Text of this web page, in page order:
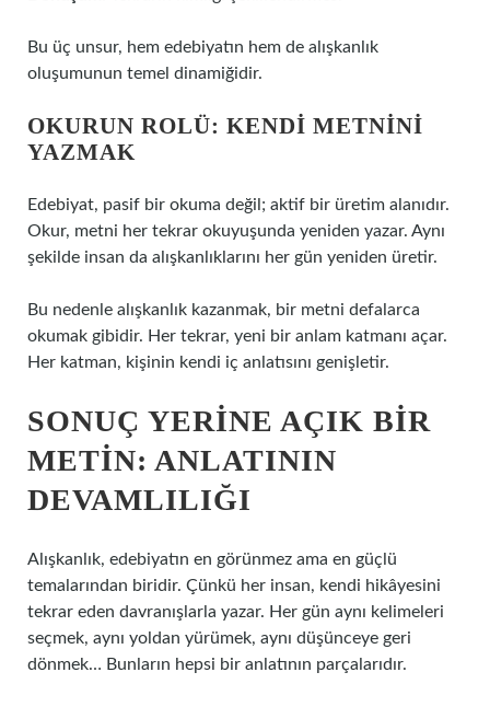
Bu üç unsur, hem edebiyatın hem de alışkanlık
oluşumunun temel dinamiğidir.
OKURUN ROLÜ: KENDI METNINI
YAZMAK
Edebiyat, pasif bir okuma değil; aktif bir üretim alanıdır.
Okur, metni her tekrar okuyuşunda yeniden yazar. Aynı
şekilde insan da alışkanlıklarını her gün yeniden üretir.
Bu nedenle alışkanlık kazanmak, bir metni defalarca
okumak gibidir. Her tekrar, yeni bir anlam katmanı açar.
Her katman, kişinin kendi iç anlatısını genişletir.
SONUÇ YERINE AÇIK BIR
METIN: ANLATININ
DEVAMLILIĞI
Alışkanlık, edebiyatın en görünmez ama en güçlü
temalarından biridir. Çünkü her insan, kendi hikâyesini
tekrar eden davranışlarla yazar. Her gün aynı kelimeleri
seçmek, aynı yoldan yürümek, aynı düşünceye geri
dönmek… Bunların hepsi bir anlatının parçalarıdır.